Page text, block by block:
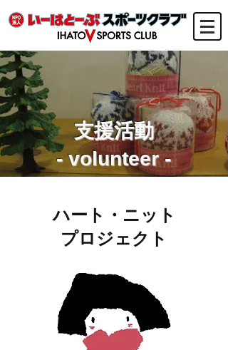
支援活動
​ - volunteer - ​
ハート・ニット
プロジェクト